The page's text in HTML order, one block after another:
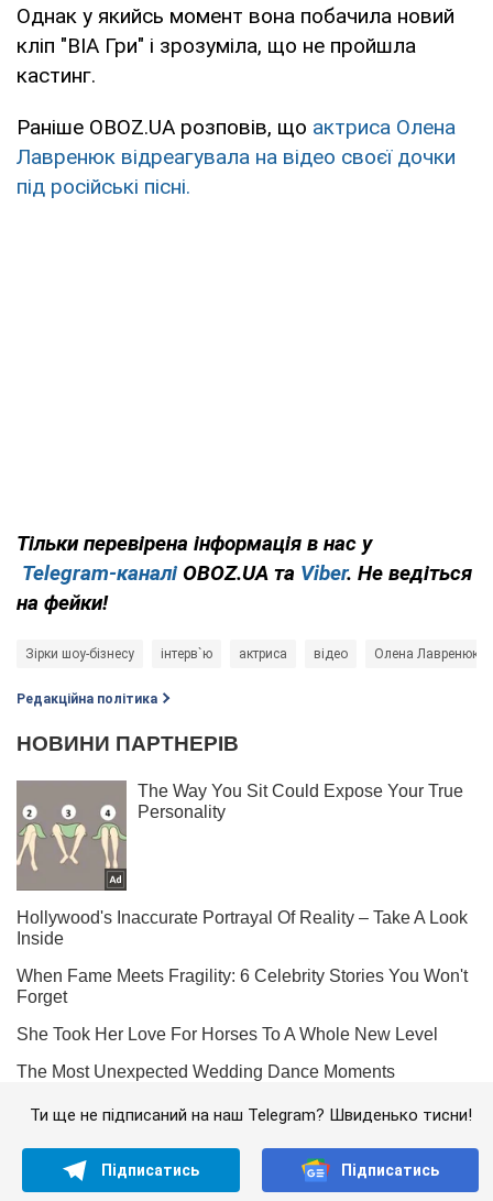
Однак у якийсь момент вона побачила новий
кліп "ВІА Гри" і зрозуміла, що не пройшла
кастинг.
Раніше OBOZ.UA розповів, що актриса Олена
Лавренюк відреагувала на відео своєї дочки
під російські пісні.
Тільки перевірена інформація в нас у
Telegram-каналі OBOZ.UA та Viber. Не ведіться
на фейки!
Зірки шоу-бізнесу інтерв`ю актриса відео Олена Лавренюк
Редакційна політика
Ти ще не підписаний на наш Telegram? Швиденько тисни!
Підписатись Підписатись